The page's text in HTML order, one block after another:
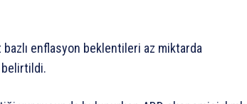
enflasyon beklentileri az miktarda
belirtildi.